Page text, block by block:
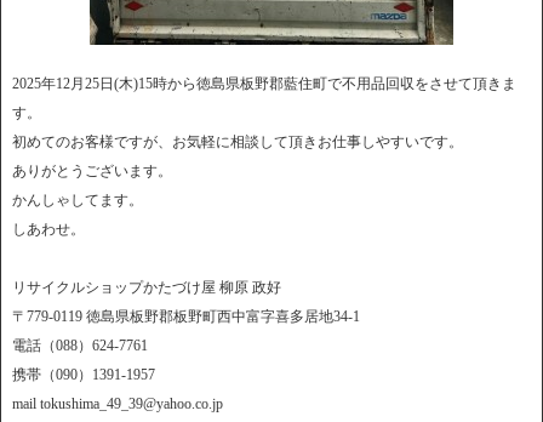
2025年12月25日(木)15時から徳島県板野郡藍住町で不用品回収をさせて頂きま
す。
初めてのお客様ですが、お気軽に相談して頂きお仕事しやすいです。
ありがとうございます。
かんしゃしてます。
しあわせ。
リサイクルショップかたづけ屋 柳原 政好
〒779-0119 徳島県板野郡板野町西中富字喜多居地34-1
電話（088）624-7761
携帯（090）1391-1957
mail tokushima_49_39@yahoo.co.jp